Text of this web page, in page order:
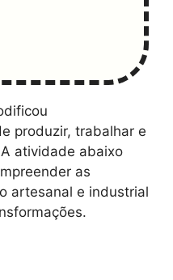
produzir, trabalhar e
atividade abaixo
as
artesanal e industrial